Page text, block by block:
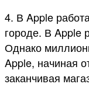
4. В Apple
городе. В Apple
Однако
Apple, начиная
заканчивая